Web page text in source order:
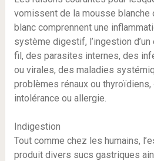
vomissent de la mousse blanche
blanc comprennent une
système digestif, l’ingestion d’un
fil, des parasites internes, des
ou virales, des maladies
problèmes rénaux ou thyroïdiens,
intolérance ou allergie.
Indigestion
Tout comme chez les humains,
produit divers sucs gastriques